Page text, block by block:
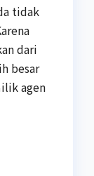
tidak
dari
besar
agen